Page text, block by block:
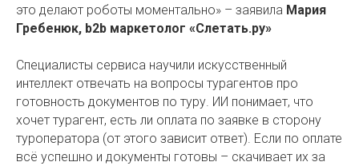
это делают роботы моментально» – заявила Мария
Гребенюк, b2b маркетолог «Слетать.ру»
Специалисты сервиса научили искусственный
интеллект отвечать на вопросы турагентов про
готовность документов по туру. ИИ понимает, что
хочет турагент, есть ли оплата по заявке в сторону
туроператора (от этого зависит ответ). Если по оплате
всё успешно и документы готовы – скачивает их за